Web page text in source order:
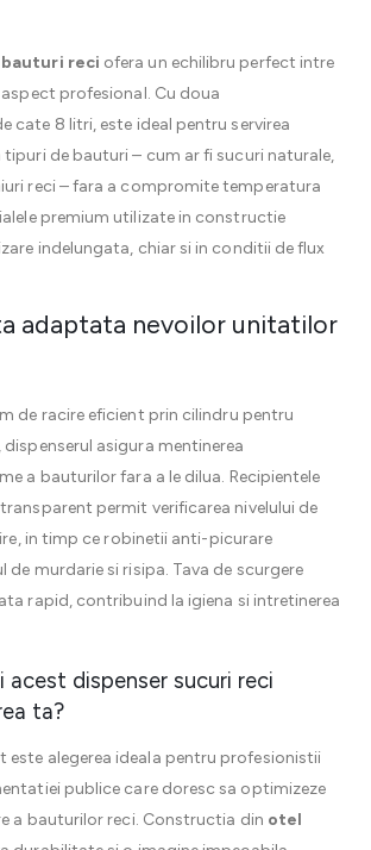
reci ofera un echilibru perfect intre
profesional. Cu doua
cate 8 litri, este ideal pentru servirea
de bauturi – cum ar fi sucuri naturale,
reci – fara a compromite temperatura
premium utilizate in constructie
indelungata, chiar si in conditii de flux
adaptata nevoilor unitatilor
de racire eficient prin cilindru pentru
asigura mentinerea
a bauturilor fara a le dilua. Recipientele
permit verificarea nivelului de
in timp ce robinetii anti-picurare
de murdarie si risipa. Tava de scurgere
rapid, contribuind la igiena si intretinerea
acest dispenser sucuri reci
ta?
este alegerea ideala pentru profesionistii
publice care doresc sa optimizeze
a bauturilor reci. Constructia din otel